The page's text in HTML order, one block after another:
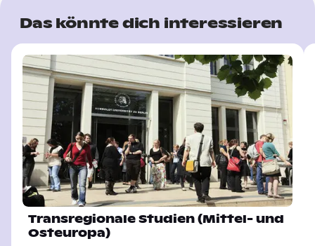
Das könnte dich interessieren
Transregionale Studien (Mittel- und
Osteuropa)